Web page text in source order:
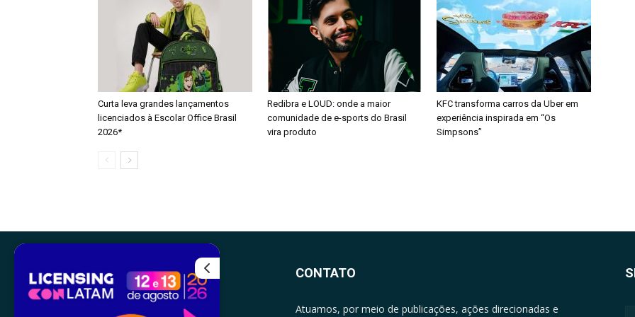
Curta leva grandes lançamentos
licenciados à Escolar Office Brasil
2026*
Redibra e LOUD: onde a maior
comunidade de e-sports do Brasil
vira produto
KFC transforma carros da Uber em
experiência inspirada em “Os
Simpsons”
CONTATO
Atuamos, por meio de publicações, ações direcionadas e